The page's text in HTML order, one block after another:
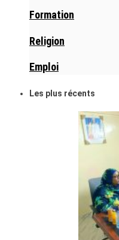
Formation
Religion
Emploi
Les plus récents